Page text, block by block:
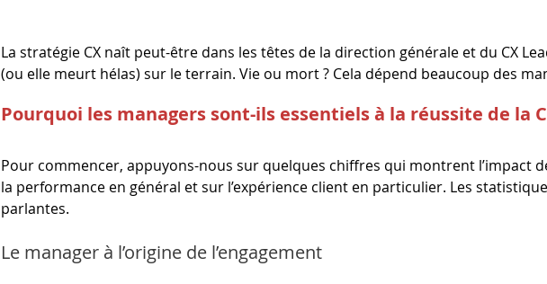
La stratégie CX naît peut-être dans les têtes de la direction générale et du CX
(ou elle meurt hélas) sur le terrain. Vie ou mort ? Cela dépend beaucoup des
Pourquoi les managers sont-ils essentiels à la réussite de la
Pour commencer, appuyons-nous sur quelques chiffres qui montrent l’impact
la performance en général et sur l’expérience client en particulier. Les
parlantes.
Le manager à l’origine de l’engagement